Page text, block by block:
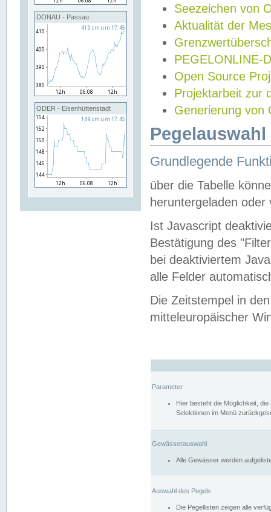
DONAU - Passau
ODER - Eisenhüttenstadt
Seezeichen von
Aktualität der
PEGELONLINE-
Open Source
Projektarbeit zur
Generierung von
Grundlegende
über die Tabelle
heruntergeladen oder
Ist Javascript
Bestätigung des
bei deaktiviertem
alle Felder
Die Zeitstempel in
mitteleuropäischer
Parameter
Hier besteht die Möglichkeit,
Selektionen im Menü
Gewässerauswahl
Alle Gewässer werden
Auswahl des Pegels
Die Pegellisten zeigen alle